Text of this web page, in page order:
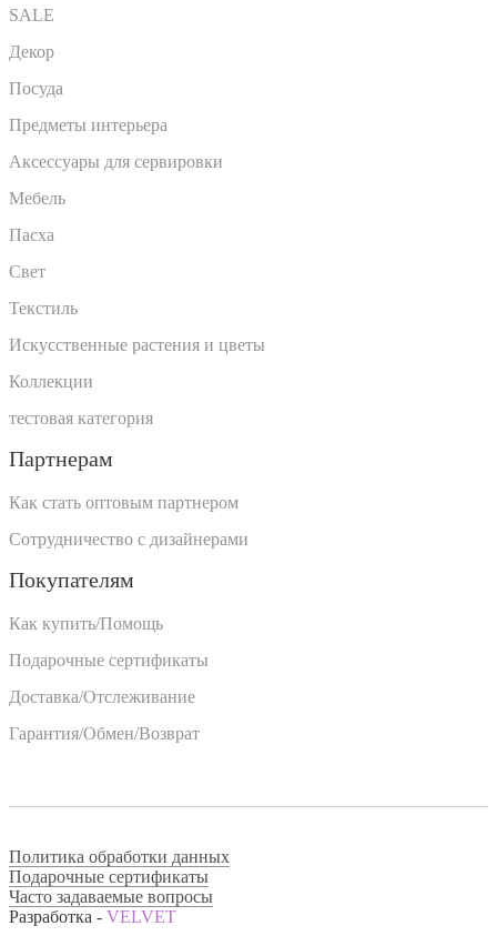
SALE
Декор
Посуда
Предметы интерьера
Аксессуары для сервировки
Мебель
Пасха
Свет
Текстиль
Искусственные растения и цветы
Коллекции
тестовая категория
Партнерам
Как стать оптовым партнером
Сотрудничество с дизайнерами
Покупателям
Как купить/Помощь
Подарочные сертификаты
Доставка/Отслеживание
Гарантия/Обмен/Возврат
Политика обработки данных
Подарочные сертификаты
Часто задаваемые вопросы
Разработка - VELVET